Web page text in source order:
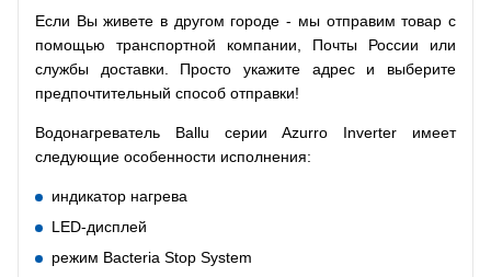
Если Вы живете в другом городе - мы отправим товар с
помощью транспортной компании, Почты России или
службы доставки. Просто укажите адрес и выберите
предпочтительный способ отправки!
Водонагреватель Ballu серии Azurro Inverter имеет
следующие особенности исполнения:
индикатор нагрева
LED-дисплей
режим Bacteria Stop System